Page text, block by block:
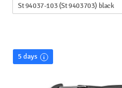
5 days